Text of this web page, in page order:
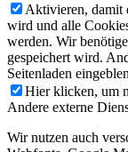
Aktivieren, damit
wird und alle
werden. Wir
gespeichert wird.
Seitenladen
Hier klicken, um
Andere externe
Wir nutzen auch